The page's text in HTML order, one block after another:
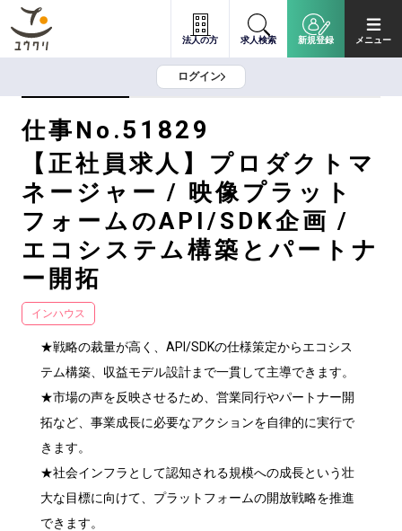
法人の方 求人検索 新規登録 メニュー
ログイン
仕事No.51829
【正社員求人】プロダクトマ
ネージャー / 映像プラット
フォームのAPI/SDK企画 /
エコシステム構築とパートナ
ー開拓
インハウス
★戦略の裁量が高く、API/SDKの仕様策定からエコシス
テム構築、収益モデル設計まで一貫して主導できます。
★市場の声を反映させるため、営業同行やパートナー開
拓など、事業成長に必要なアクションを自律的に実行で
きます。
★社会インフラとして認知される規模への成長という壮
大な目標に向けて、プラットフォームの開放戦略を推進
できます。